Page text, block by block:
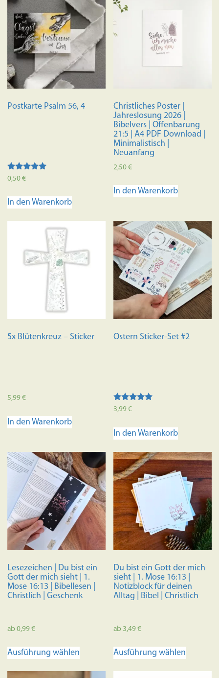
Postkarte Psalm 56, 4
Bewertet mit
5.00
0,50€
In den Warenkorb
Christliches Poster |
Jahreslosung 2026 |
Bibelvers | Offenbarung
21:5 | A4 PDF Download |
Minimalistisch |
Neuanfang
2,50€
In den Warenkorb
5x Blütenkreuz – Sticker
5,99€
In den Warenkorb
Ostern Sticker-Set #2
Bewertet mit
3,99€
In den Warenkorb
Lesezeichen | Du bist ein
Gott der mich sieht | 1.
Mose 16:13 | Bibellesen |
Christlich | Geschenk
ab 0,99€
Ausführung wählen
Du bist ein Gott der mich
sieht | 1. Mose 16:13 |
Notizblock für deinen
Alltag | Bibel | Christlich
ab 3,49€
Ausführung wählen